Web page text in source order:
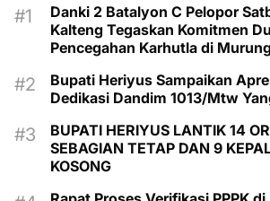
Danki 2 Batalyon C Pelopor
Kalteng Tegaskan Komitmen
Pencegahan Karhutla di
Bupati Heriyus Sampaikan
Dedikasi Dandim 1013/Mtw
BUPATI HERIYUS LANTIK 14
SEBAGIAN TETAP DAN 9
KOSONG